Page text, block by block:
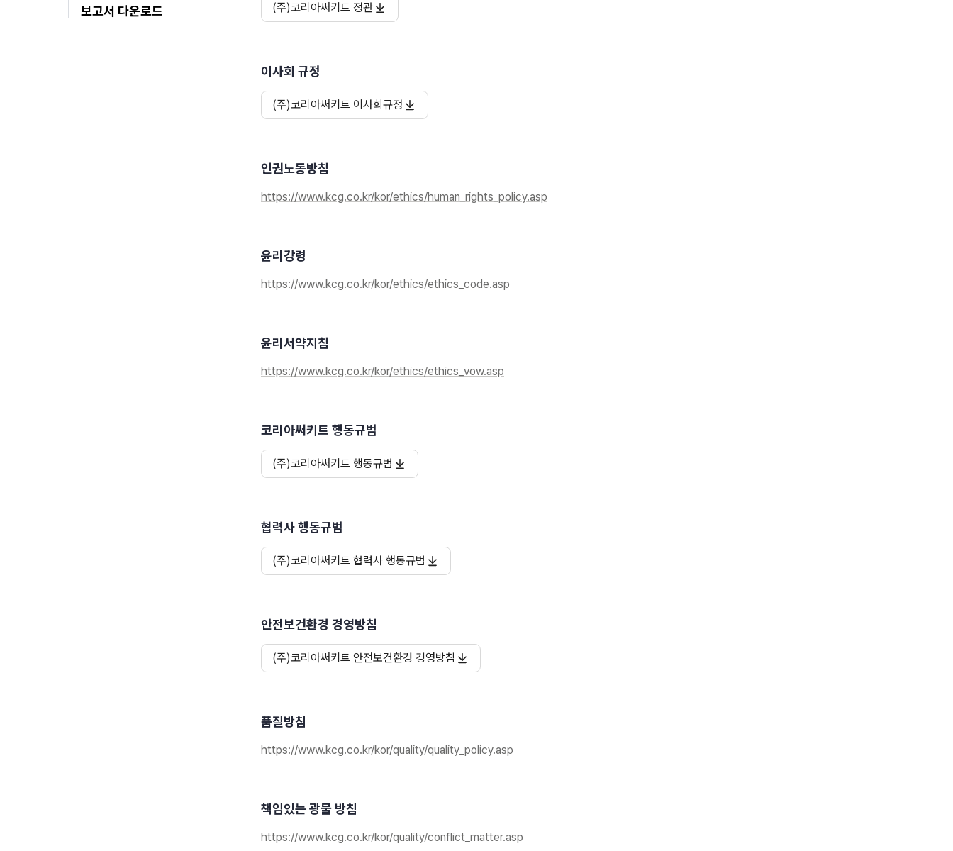
보고서 다운로드
(주)코리아써키트 정관
이사회 규정
(주)코리아써키트 이사회규정
인권노동방침
https://www.kcg.co.kr/kor/ethics/human_rights_policy.asp
윤리강령
https://www.kcg.co.kr/kor/ethics/ethics_code.asp
윤리서약지침
https://www.kcg.co.kr/kor/ethics/ethics_vow.asp
코리아써키트 행동규범
(주)코리아써키트 행동규범
협력사 행동규범
(주)코리아써키트 협력사 행동규범
안전보건환경 경영방침
(주)코리아써키트 안전보건환경 경영방침
품질방침
https://www.kcg.co.kr/kor/quality/quality_policy.asp
책임있는 광물 방침
https://www.kcg.co.kr/kor/quality/conflict_matter.asp